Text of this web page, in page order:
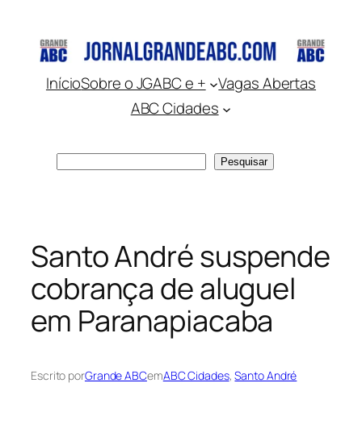
conteúdo
InícioSobre o JGABC e +
Vagas Abertas
ABC Cidades
Pesquisar
Santo André suspende
cobrança de aluguel
em Paranapiacaba
Escrito porGrande ABCemABC Cidades, Santo André